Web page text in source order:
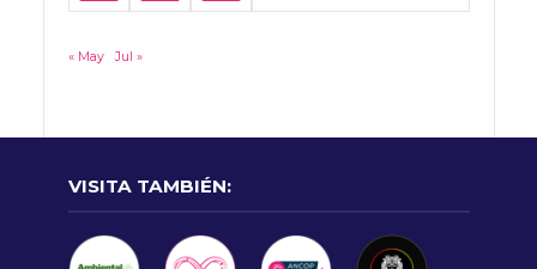
« May Jul »
VISITA TAMBIÉN: